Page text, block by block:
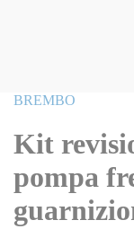
Vai
della
galleria
immagini
BREMBO
Kit
pompa